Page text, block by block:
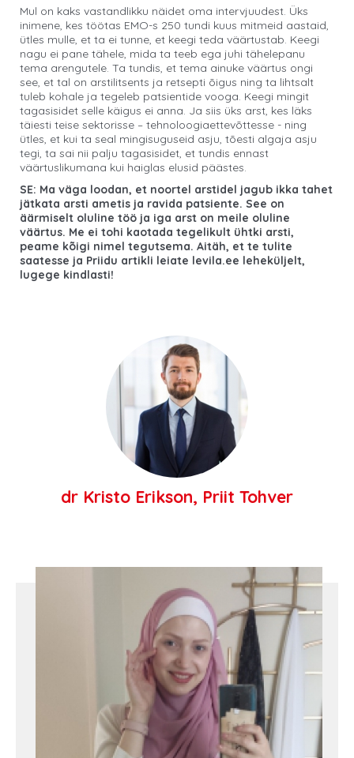
Mul on kaks vastandlikku näidet oma intervjuudest. Üks
inimene, kes töötas EMO-s 250 tundi kuus mitmeid aastaid,
ütles mulle, et ta ei tunne, et keegi teda väärtustab. Keegi
nagu ei pane tähele, mida ta teeb ega juhi tähelepanu
tema arengutele. Ta tundis, et tema ainuke väärtus ongi
see, et tal on arstilitsents ja retsepti õigus ning ta lihtsalt
tuleb kohale ja tegeleb patsientide vooga. Keegi mingit
tagasisidet selle käigus ei anna. Ja siis üks arst, kes läks
täiesti teise sektorisse – tehnoloogiaettevõttesse - ning
ütles, et kui ta seal mingisuguseid asju, tõesti algaja asju
tegi, ta sai nii palju tagasisidet, et tundis ennast
väärtuslikumana kui haiglas elusid päästes.
SE: Ma väga loodan, et noortel arstidel jagub ikka tahet
jätkata arsti ametis ja ravida patsiente. See on
äärmiselt oluline töö ja iga arst on meile oluline
väärtus. Me ei tohi kaotada tegelikult ühtki arsti,
peame kõigi nimel tegutsema. Aitäh, et te tulite
saatesse ja Priidu artikli leiate levila.ee leheküljelt,
lugege kindlasti!
dr Kristo Erikson, Priit Tohver